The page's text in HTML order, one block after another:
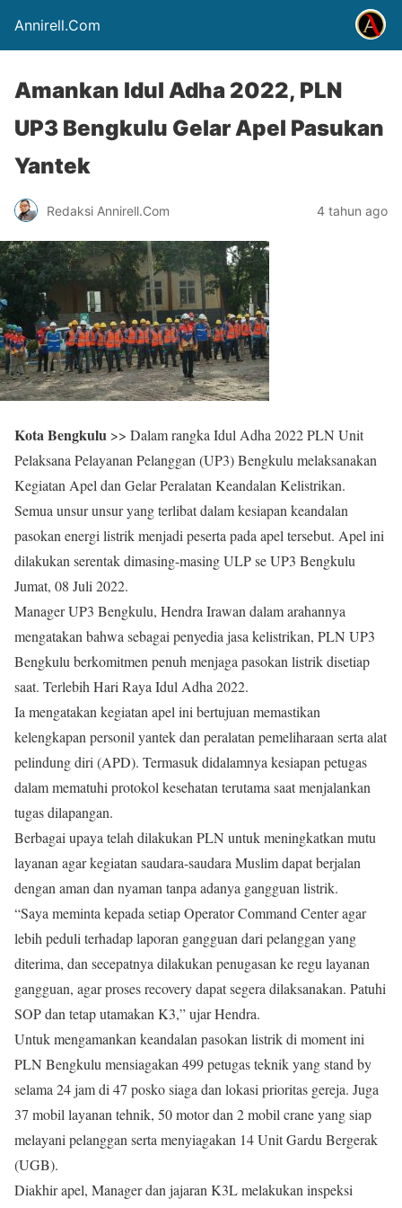
Annirell.Com
Amankan Idul Adha 2022, PLN
UP3 Bengkulu Gelar Apel Pasukan
Yantek
Redaksi Annirell.Com 4 tahun ago
Kota Bengkulu >> Dalam rangka Idul Adha 2022 PLN Unit
Pelaksana Pelayanan Pelanggan (UP3) Bengkulu melaksanakan
Kegiatan Apel dan Gelar Peralatan Keandalan Kelistrikan.
Semua unsur unsur yang terlibat dalam kesiapan keandalan
pasokan energi listrik menjadi peserta pada apel tersebut. Apel ini
dilakukan serentak dimasing-masing ULP se UP3 Bengkulu
Jumat, 08 Juli 2022.
Manager UP3 Bengkulu, Hendra Irawan dalam arahannya
mengatakan bahwa sebagai penyedia jasa kelistrikan, PLN UP3
Bengkulu berkomitmen penuh menjaga pasokan listrik disetiap
saat. Terlebih Hari Raya Idul Adha 2022.
Ia mengatakan kegiatan apel ini bertujuan memastikan
kelengkapan personil yantek dan peralatan pemeliharaan serta alat
pelindung diri (APD). Termasuk didalamnya kesiapan petugas
dalam mematuhi protokol kesehatan terutama saat menjalankan
tugas dilapangan.
Berbagai upaya telah dilakukan PLN untuk meningkatkan mutu
layanan agar kegiatan saudara-saudara Muslim dapat berjalan
dengan aman dan nyaman tanpa adanya gangguan listrik.
“Saya meminta kepada setiap Operator Command Center agar
lebih peduli terhadap laporan gangguan dari pelanggan yang
diterima, dan secepatnya dilakukan penugasan ke regu layanan
gangguan, agar proses recovery dapat segera dilaksanakan. Patuhi
SOP dan tetap utamakan K3,” ujar Hendra.
Untuk mengamankan keandalan pasokan listrik di moment ini
PLN Bengkulu mensiagakan 499 petugas teknik yang stand by
selama 24 jam di 47 posko siaga dan lokasi prioritas gereja. Juga
37 mobil layanan tehnik, 50 motor dan 2 mobil crane yang siap
melayani pelanggan serta menyiagakan 14 Unit Gardu Bergerak
(UGB).
Diakhir apel, Manager dan jajaran K3L melakukan inspeksi